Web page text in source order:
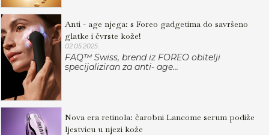
Anti - age njega: s Foreo gadgetima do savršeno
glatke i čvrste kože!
02.05.2025.
FAQ™ Swiss, brend iz FOREO obitelji
specijaliziran za anti- age...
Nova era retinola: čarobni Lancome serum podiže
ljestvicu u njezi kože